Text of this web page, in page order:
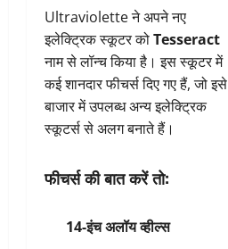
Ultraviolette ने अपने नए
इलेक्ट्रिक स्कूटर कोTesseract
नाम से लॉन्च किया है। इस स्कूटर में
कई शानदार फीचर्स दिए गए हैं, जो इसे
बाजार में उपलब्ध अन्य इलेक्ट्रिक
स्कूटर्स से अलग बनाते हैं।
फीचर्स की बात करें तो:
14-इंच अलॉय व्हील्स